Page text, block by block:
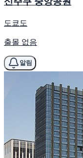
도쿄도
출몰 없음
알림